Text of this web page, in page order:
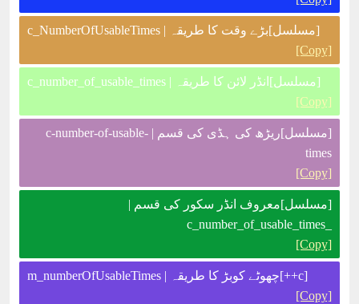
[مسلسل]بڑے وقت کا طریقہ | c_NumberOfUsableTimes
[Copy]
[مسلسل]انڈر لائن کا طریقہ | c_number_of_usable_times
[Copy]
[مسلسل]ریڑھ کی ہڈی کی قسم | c-number-of-usable-
times
[Copy]
[مسلسل]معروف انڈر سکور کی قسم |
_c_number_of_usable_times
[Copy]
[c++]چھوٹے کوبڑ کا طریقہ | m_numberOfUsableTimes
[Copy]